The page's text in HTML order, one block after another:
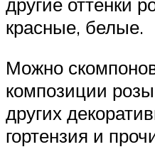
красные, белые.
Можно
композиции
других
гортензия и